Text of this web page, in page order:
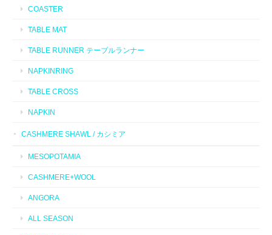
COASTER
TABLE MAT
TABLE RUNNER テーブルランナー
NAPKINRING
TABLE CROSS
NAPKIN
CASHMERE SHAWL / カシミア
MESOPOTAMIA
CASHMERE+WOOL
ANGORA
ALL SEASON